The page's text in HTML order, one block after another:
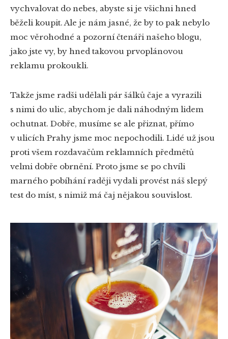
vychvalovat do nebes, abyste si je všichni hned
běželi koupit. Ale je nám jasné, že by to pak nebylo
moc věrohodné a pozorní čtenáři našeho blogu,
jako jste vy, by hned takovou prvoplánovou
reklamu prokoukli.
Takže jsme radši udělali pár šálků čaje a vyrazili
s nimi do ulic, abychom je dali náhodným lidem
ochutnat. Dobře, musíme se ale přiznat, přímo
v ulicích Prahy jsme moc nepochodili. Lidé už jsou
proti všem rozdavačům reklamních předmětů
velmi dobře obrnění. Proto jsme se po chvíli
marného pobíhání raději vydali provést náš slepý
test do míst, s nimiž má čaj nějakou souvislost.